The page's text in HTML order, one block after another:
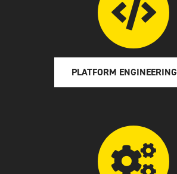
PLATFORM ENGINEERING